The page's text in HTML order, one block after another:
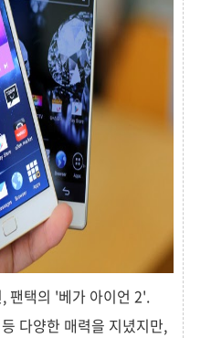
택의 '베가 아이언 2'.
다양한 매력을 지녔지만,